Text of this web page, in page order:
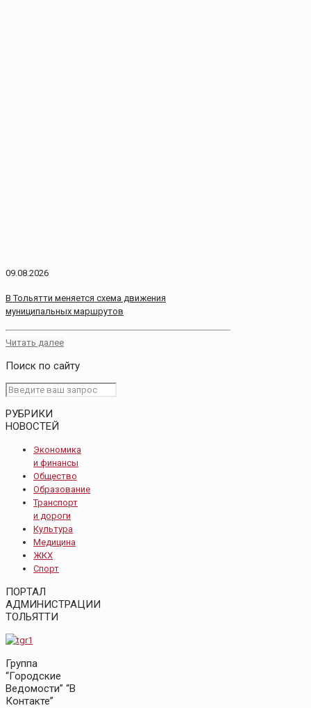
09.08.2026
В Тольятти меняется схема движения
муниципальных маршрутов
Читать далее
Поиск по сайту
РУБРИКИ
НОВОСТЕЙ
Экономика
и финансы
Общество
Образование
Транспорт
и дороги
Культура
Медицина
ЖКХ
Спорт
ПОРТАЛ
АДМИНИСТРАЦИИ
ТОЛЬЯТТИ
Группа
“Городские
Ведомости” “В
Контакте”